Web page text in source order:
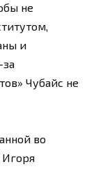
не
и
Чубайс не
во
Игоря